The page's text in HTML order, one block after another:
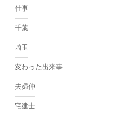
仕事
千葉
埼玉
変わった出来事
夫婦仲
宅建士